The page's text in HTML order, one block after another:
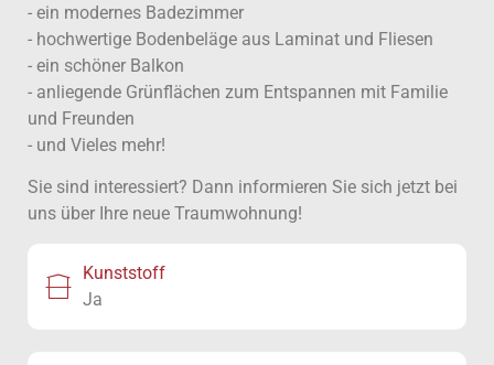
- ein modernes Badezimmer
- hochwertige Bodenbeläge aus Laminat und Fliesen
- ein schöner Balkon
- anliegende Grünflächen zum Entspannen mit Familie
und Freunden
- und Vieles mehr!
Sie sind interessiert? Dann informieren Sie sich jetzt bei
uns über Ihre neue Traumwohnung!
Kunststoff
Ja